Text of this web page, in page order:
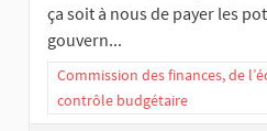
ça soit à nous de payer les
gouvern...
Commission des finances, de
contrôle budgétaire